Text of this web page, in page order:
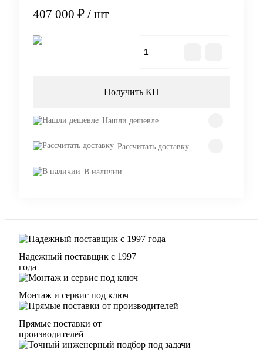
407 000 ₽ / шт
Получить КП
Нашли дешевле
Рассчитать доставку
В наличии
Надежный поставщик с 1997
года
Монтаж и сервис под ключ
Прямые поставки от
производителей